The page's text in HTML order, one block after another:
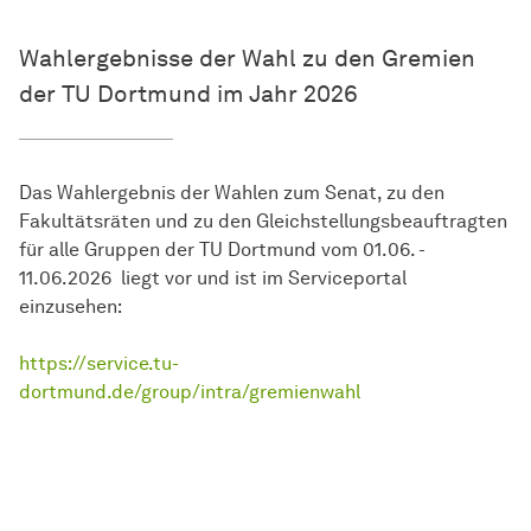
Wahlergebnisse der Wahl zu den Gremien
der TU Dortmund im Jahr 2026
Das Wahlergebnis der Wahlen zum Senat, zu den
Fakultätsräten und zu den Gleichstellungsbeauftragten
für alle Gruppen der TU Dortmund vom 01.06. -
11.06.2026 liegt vor und ist im Serviceportal
einzusehen:
https://service.tu-
dortmund.de/group/intra/gremienwahl